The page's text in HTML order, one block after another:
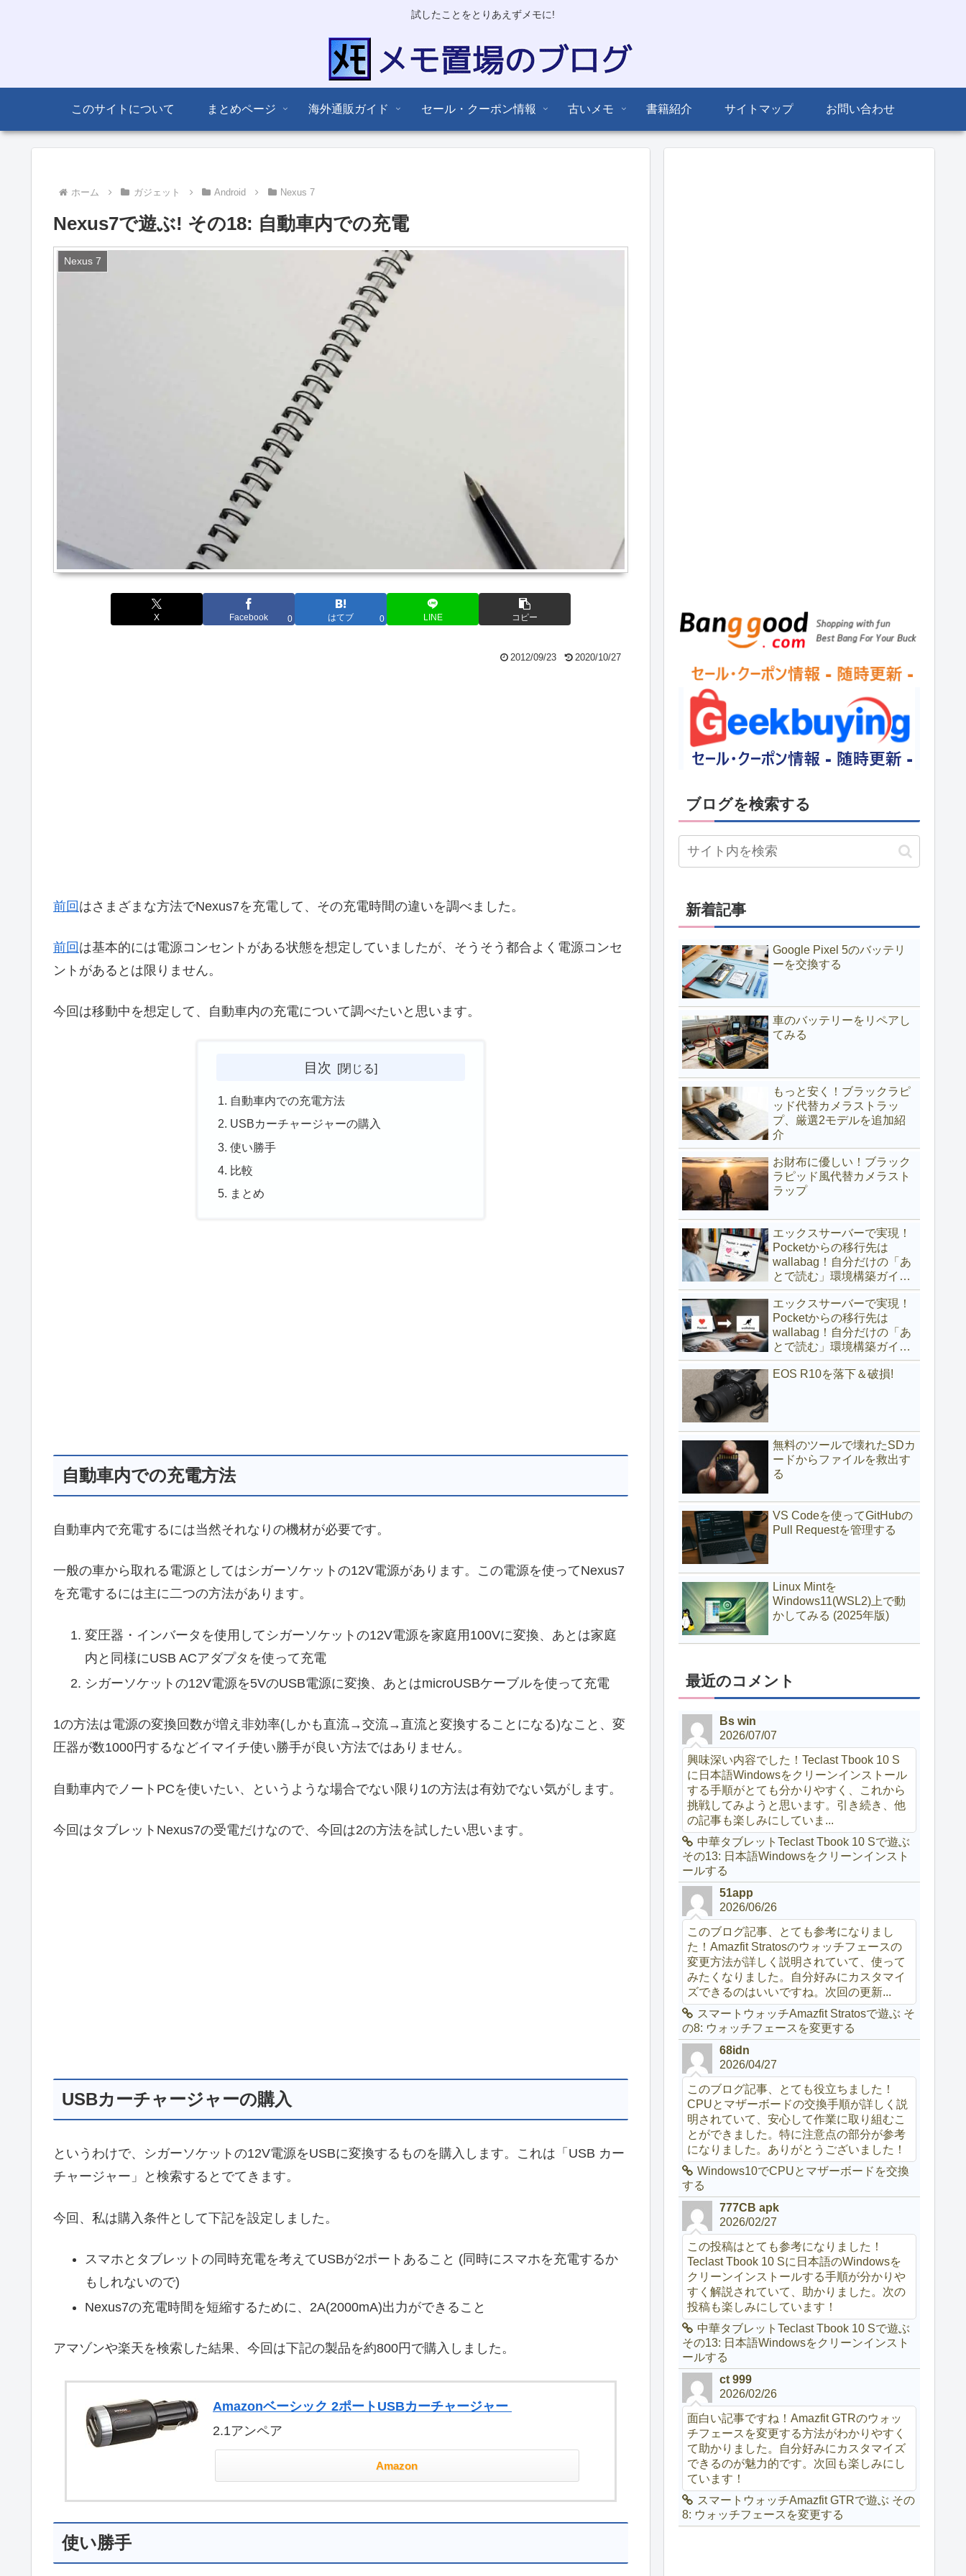
試したことをとりあえずメモに!
このサイトについて まとめページ 海外通販ガイド セール・クーポン情報 古いメモ 書籍紹介 サイトマップ お問い合わせ
ホーム ガジェット Android Nexus 7
Nexus7で遊ぶ! その18: 自動車内での充電
Nexus 7
X Facebook 0 はてブ 0 LINE コピー
2012/09/23 2020/10/27
前回 はさまざまな方法でNexus7を充電して、その充電時間の違いを調べました。
前回 は基本的には電源コンセントがある状態を想定していましたが、そうそう都合よく電源コンセ
ントがあるとは限りません。
今回は移動中を想定して、自動車内の充電について調べたいと思います。
目次
自動車内での充電方法
USBカーチャージャーの購入
使い勝手
比較
まとめ
自動車内での充電方法
自動車内で充電するには当然それなりの機材が必要です。
一般の車から取れる電源としてはシガーソケットの12V電源があります。この電源を使ってNexus7
を充電するには主に二つの方法があります。
変圧器・インバータを使用してシガーソケットの12V電源を家庭用100Vに変換、あとは家庭
内と同様にUSB ACアダプタを使って充電
シガーソケットの12V電源を5VのUSB電源に変換、あとはmicroUSBケーブルを使って充電
1の方法は電源の変換回数が増え非効率(しかも直流→交流→直流と変換することになる)なこと、変
圧器が数1000円するなどイマイチ使い勝手が良い方法ではありません。
自動車内でノートPCを使いたい、というような場合でない限り1の方法は有効でない気がします。
今回はタブレットNexus7の受電だけなので、今回は2の方法を試したい思います。
USBカーチャージャーの購入
というわけで、シガーソケットの12V電源をUSBに変換するものを購入します。これは「USB カー
チャージャー」と検索するとでてきます。
今回、私は購入条件として下記を設定しました。
スマホとタブレットの同時充電を考えてUSBが2ポートあること (同時にスマホを充電するか
もしれないので)
Nexus7の充電時間を短縮するために、2A(2000mA)出力ができること
アマゾンや楽天を検索した結果、今回は下記の製品を約800円で購入しました。
Amazonベーシック 2ポートUSBカーチャージャー
2.1アンペア
Amazon
使い勝手
ブログを検索する
新着記事
Google Pixel 5のバッテリ
ーを交換する
車のバッテリーをリペアし
てみる
もっと安く！ブラックラピ
ッド代替カメラストラッ
プ、厳選2モデルを追加紹
介
お財布に優しい！ブラック
ラピッド風代替カメラスト
ラップ
エックスサーバーで実現！
Pocketからの移行先は
wallabag！自分だけの「あ
とで読む」環境構築ガイド
(サブディレクトリ編)
エックスサーバーで実現！
Pocketからの移行先は
wallabag！自分だけの「あ
とで読む」環境構築ガイド
(サブドメイン編)
EOS R10を落下＆破損!
無料のツールで壊れたSDカ
ードからファイルを救出す
る
VS Codeを使ってGitHubの
Pull Requestを管理する
Linux Mintを
Windows11(WSL2)上で動
かしてみる (2025年版)
最近のコメント
Bs win
2026/07/07
興味深い内容でした！Teclast Tbook 10 S
に日本語Windowsをクリーンインストール
する手順がとても分かりやすく、これから
挑戦してみようと思います。引き続き、他
の記事も楽しみにしていま...
中華タブレットTeclast Tbook 10 Sで遊ぶ
その13: 日本語Windowsをクリーンインスト
ールする
51app
2026/06/26
このブログ記事、とても参考になりまし
た！Amazfit Stratosのウォッチフェースの
変更方法が詳しく説明されていて、使って
みたくなりました。自分好みにカスタマイ
ズできるのはいいですね。次回の更新...
スマートウォッチAmazfit Stratosで遊ぶ そ
の8: ウォッチフェースを変更する
68idn
2026/04/27
このブログ記事、とても役立ちました！
CPUとマザーボードの交換手順が詳しく説
明されていて、安心して作業に取り組むこ
とができました。特に注意点の部分が参考
になりました。ありがとうございました！
Windows10でCPUとマザーボードを交換
する
777CB apk
2026/02/27
この投稿はとても参考になりました！
Teclast Tbook 10 Sに日本語のWindowsを
クリーンインストールする手順が分かりや
すく解説されていて、助かりました。次の
投稿も楽しみにしています！
中華タブレットTeclast Tbook 10 Sで遊ぶ
その13: 日本語Windowsをクリーンインスト
ールする
ct 999
2026/02/26
面白い記事ですね！Amazfit GTRのウォッ
チフェースを変更する方法がわかりやすく
て助かりました。自分好みにカスタマイズ
できるのが魅力的です。次回も楽しみにし
ています！
スマートウォッチAmazfit GTRで遊ぶ その
8: ウォッチフェースを変更する